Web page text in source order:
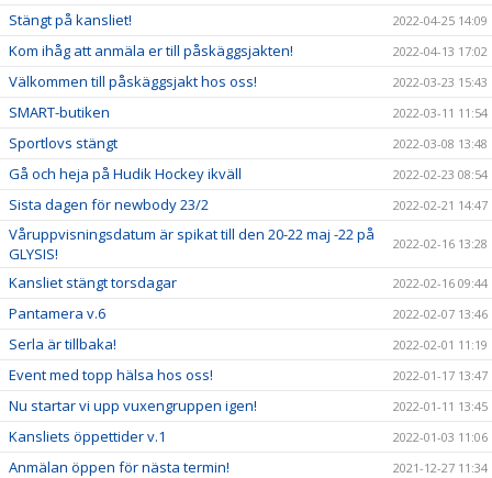
Stängt på kansliet! 2022-04-25 14:09
Kom ihåg att anmäla er till påskäggsjakten! 2022-04-13 17:02
Välkommen till påskäggsjakt hos oss! 2022-03-23 15:43
SMART-butiken 2022-03-11 11:54
Sportlovs stängt 2022-03-08 13:48
Gå och heja på Hudik Hockey ikväll 2022-02-23 08:54
Sista dagen för newbody 23/2 2022-02-21 14:47
Våruppvisningsdatum är spikat till den 20-22 maj -22 på
GLYSIS!
2022-02-16 13:28
Kansliet stängt torsdagar 2022-02-16 09:44
Pantamera v.6 2022-02-07 13:46
Serla är tillbaka! 2022-02-01 11:19
Event med topp hälsa hos oss! 2022-01-17 13:47
Nu startar vi upp vuxengruppen igen! 2022-01-11 13:45
Kansliets öppettider v.1 2022-01-03 11:06
Anmälan öppen för nästa termin! 2021-12-27 11:34